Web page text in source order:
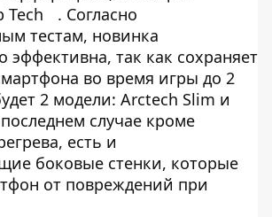
Tech
. Согласно
тестам, новинка
эффективна, так как сохраняет
во время игры до 2
2 модели: Arctech Slim и
случае кроме
есть и
боковые стенки, которые
от повреждений при